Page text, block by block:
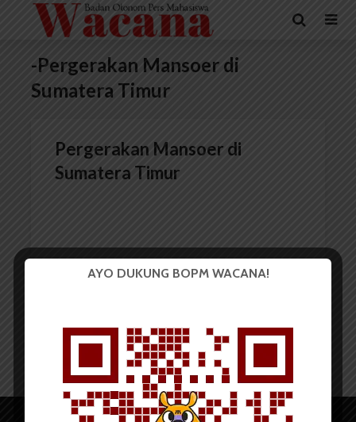
-Pergerakan Mansoer di
Sumatera Timur
Pergerakan Mansoer di
Sumatera Timur
AYO DUKUNG BOPM WACANA!